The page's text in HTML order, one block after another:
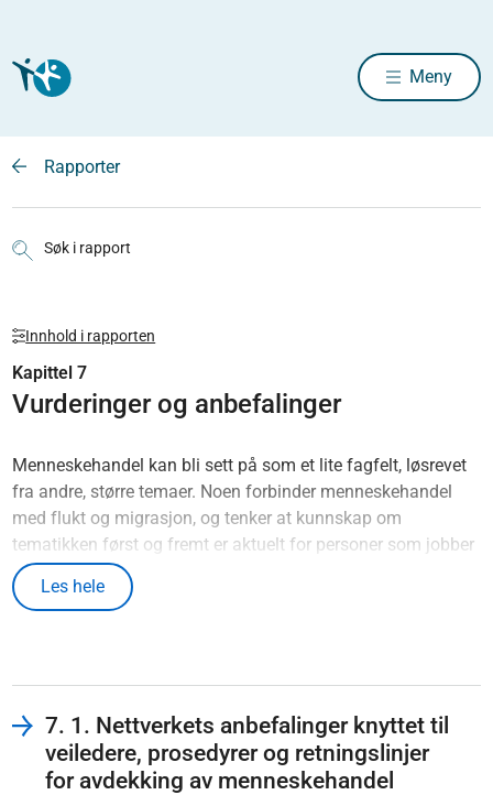
Meny
Rapporter
Søk i rapport
Innhold i rapporten
Kapittel 7
Vurderinger og anbefalinger
Menneskehandel kan bli sett på som et lite fagfelt, løsrevet
fra andre, større temaer. Noen forbinder menneskehandel
med flukt og migrasjon, og tenker at kunnskap om
tematikken først og fremt er aktuelt for personer som jobber
med asylsøkere, flyktninger og arbeidsmigranter. Andre
forbinder menneskehandel først og fremst med kvinner
tvangsekteskap. Dette gjelder også for norske statsborgere,
og de senere årene er det avdekket flere saker der både offer
og menneskehandler er norske statsborgere. På denne
Les hele
7. 1. Nettverkets anbefalinger knyttet til
veiledere, prosedyrer og retningslinjer
for avdekking av menneskehandel